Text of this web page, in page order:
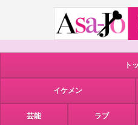
ト
イケメン
芸能 ラブ